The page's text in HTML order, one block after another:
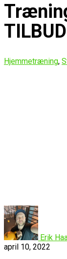
TILBUD
Hjemmetræning,
Erik
april 10, 2022